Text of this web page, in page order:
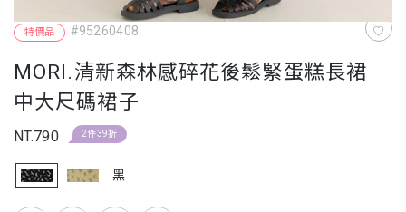
特價品 #95260408
MORI.清新森林感碎花後鬆緊蛋糕長裙
中大尺碼裙子
NT.790 2件39折
黑